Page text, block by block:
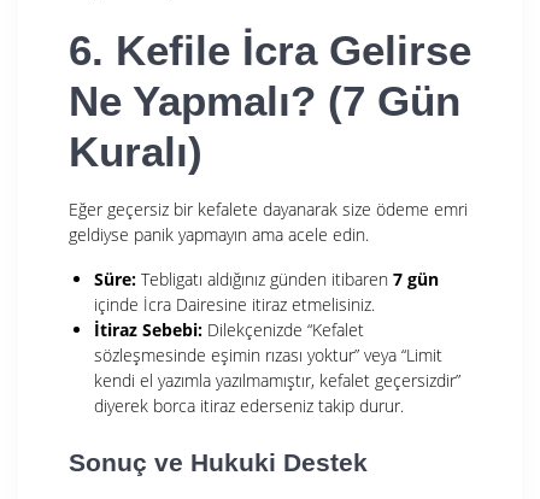
6. Kefile İcra Gelirse
Ne Yapmalı? (7 Gün
Kuralı)
Eğer geçersiz bir kefalete dayanarak size ödeme emri
geldiyse panik yapmayın ama acele edin.
Süre: Tebligatı aldığınız günden itibaren 7 gün
içinde İcra Dairesine itiraz etmelisiniz.
İtiraz Sebebi: Dilekçenizde “Kefalet
sözleşmesinde eşimin rızası yoktur” veya “Limit
kendi el yazımla yazılmamıştır, kefalet geçersizdir”
diyerek borca itiraz ederseniz takip durur.
Sonuç ve Hukuki Destek